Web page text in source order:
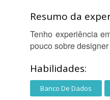
Resumo da
Tenho experiência
pouco sobre
Habilidades:
Banco De Dados